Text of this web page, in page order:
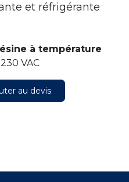
et réfrigérante
à température
VAC
au devis